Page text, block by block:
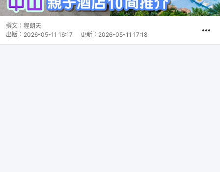
撰文： 程朗天
出版： 2026-05-11 16:17 更新： 2026-05-11 17:18